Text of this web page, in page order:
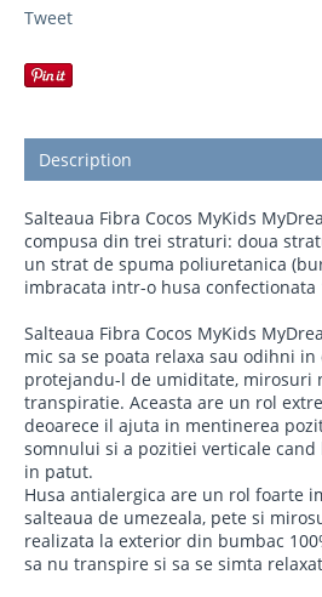
Tweet
Description
Salteaua Fibra Cocos MyKids
compusa din trei straturi: doua
un strat de spuma poliuretanica
imbracata intr-o husa confectionata
Salteaua Fibra Cocos MyKids
mic sa se poata relaxa sau odihni
protejandu-l de umiditate, mirosuri
transpiratie. Aceasta are un rol
deoarece il ajuta in mentinerea
somnului si a pozitiei verticale
in patut.
Husa antialergica are un rol foarte
salteaua de umezeala, pete si
realizata la exterior din bumbac
sa nu transpire si sa se simta